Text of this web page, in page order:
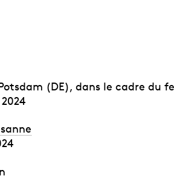
(DE), dans le cadre du